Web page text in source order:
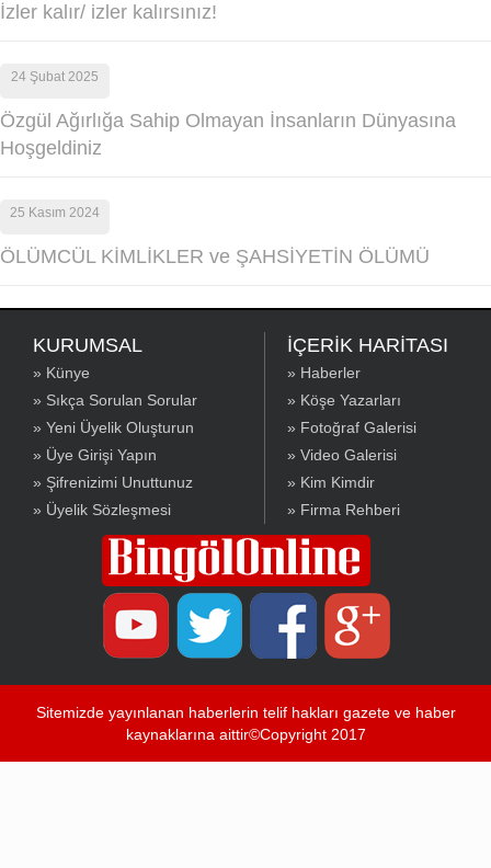
İzler kalır/ izler kalırsınız!
24 Şubat 2025
Özgül Ağırlığa Sahip Olmayan İnsanların Dünyasına
Hoşgeldiniz
25 Kasım 2024
ÖLÜMCÜL KİMLİKLER ve ŞAHSİYETİN ÖLÜMÜ
KURUMSAL
» Künye
» Sıkça Sorulan Sorular
» Yeni Üyelik Oluşturun
» Üye Girişi Yapın
» Şifrenizimi Unuttunuz
» Üyelik Sözleşmesi
İÇERİK HARİTASI
» Haberler
» Köşe Yazarları
» Fotoğraf Galerisi
» Video Galerisi
» Kim Kimdir
» Firma Rehberi
Sitemizde yayınlanan haberlerin telif hakları gazete ve haber
kaynaklarına aittir©Copyright 2017